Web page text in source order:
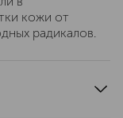
кожи от
радикалов.